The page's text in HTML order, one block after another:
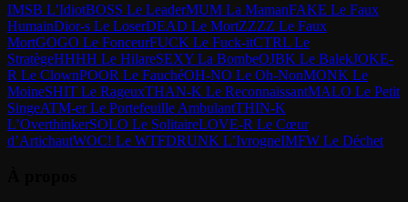
IMSB L’IdiotBOSS Le LeaderMUM La MamanFAKE Le Faux
HumainDior-s Le LoserDEAD Le MortZZZZ Le Faux
MortGOGO Le FonceurFUCK Le Fuck-itCTRL Le
StratègeHHHH Le HilareSEXY La BombeOJBK Le BalekJOKE-
R Le ClownPOOR Le FauchéOH-NO Le Oh-NonMONK Le
MoineSHIT Le RageuxTHAN-K Le ReconnaissantMALO Le Petit
SingeATM-er Le Portefeuille AmbulantTHIN-K
L’OverthinkerSOLO Le SolitaireLOVE-R Le Cœur
d’ArtichautWOC! Le WTFDRUNK L’IvrogneIMFW Le Déchet